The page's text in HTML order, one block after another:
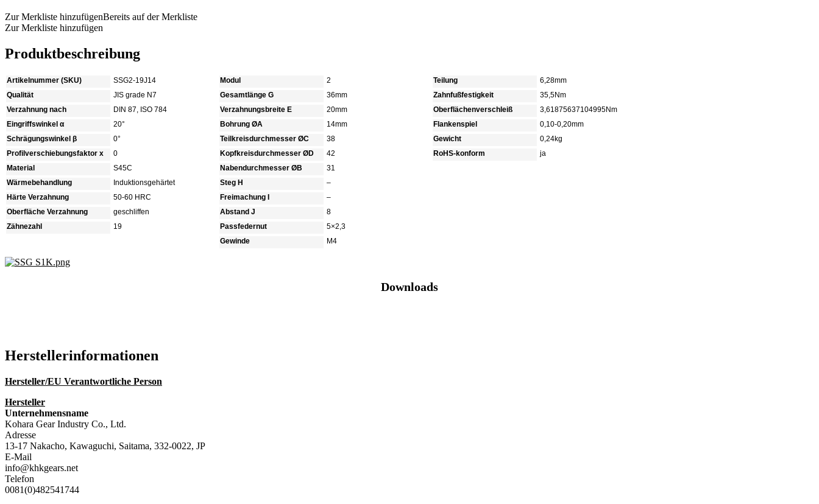
Zur Merkliste hinzufügenBereits auf der Merkliste
Zur Merkliste hinzufügen
Produktbeschreibung
Artikelnummer (SKU)
SSG2-19J14
Qualität
JIS grade N7
Verzahnung nach
DIN 87, ISO 784
Eingriffswinkel α
20°
Schrägungswinkel β
0°
Profilverschiebungsfaktor x
0
Material
S45C
Wärmebehandlung
Induktionsgehärtet
Härte Verzahnung
50-60 HRC
Oberfläche Verzahnung
geschliffen
Zähnezahl
19
Modul
2
Gesamtlänge G
36mm
Verzahnungsbreite E
20mm
Bohrung ØA
14mm
Teilkreisdurchmesser ØC
38
Kopfkreisdurchmesser ØD
42
Nabendurchmesser ØB
31
Steg H
–
Freimachung I
–
Abstand J
8
Passfedernut
5×2,3
Gewinde
M4
Teilung
6,28mm
Zahnfußfestigkeit
35,5Nm
Oberflächenverschleiß
3,61875637104995Nm
Flankenspiel
0,10-0,20mm
Gewicht
0,24kg
RoHS-konform
ja
Downloads
Hersteller­informationen
Hersteller/EU Verantwortliche Person
Hersteller
Unternehmensname
Kohara Gear Industry Co., Ltd.
Adresse
13-17 Nakacho, Kawaguchi, Saitama, 332-0022, JP
E-Mail
info@khkgears.net
Telefon
0081(0)482541744